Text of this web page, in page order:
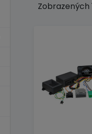
Zobrazených